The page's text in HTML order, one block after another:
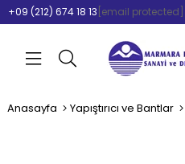
+09 (212) 674 18 13 [email protected]
Anasayfa Yapıştırıcı ve Bantlar